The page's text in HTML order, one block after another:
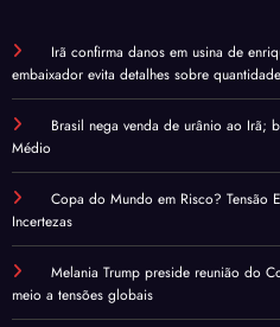
Irã confirma danos em usina de
embaixador evita detalhes sobre
Brasil nega venda de urânio ao Irã;
Médio
Copa do Mundo em Risco? Tensão
Incertezas
Melania Trump preside reunião do
meio a tensões globais